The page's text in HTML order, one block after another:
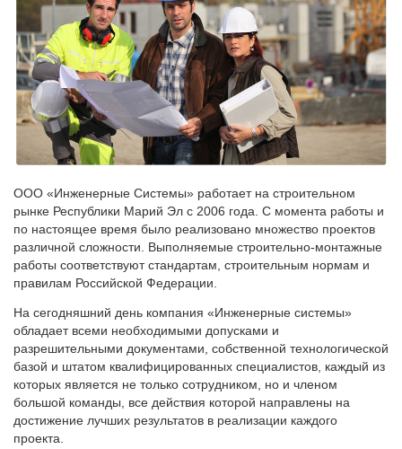
ООО «Инженерные Системы» работает на строительном
рынке Республики Марий Эл с 2006 года. С момента работы и
по настоящее время было реализовано множество проектов
различной сложности. Выполняемые строительно-монтажные
работы соответствуют стандартам, строительным нормам и
правилам Российской Федерации.
На сегодняшний день компания «Инженерные системы»
обладает всеми необходимыми допусками и
разрешительными документами, собственной технологической
базой и штатом квалифицированных специалистов, каждый из
которых является не только сотрудником, но и членом
большой команды, все действия которой направлены на
достижение лучших результатов в реализации каждого
проекта.